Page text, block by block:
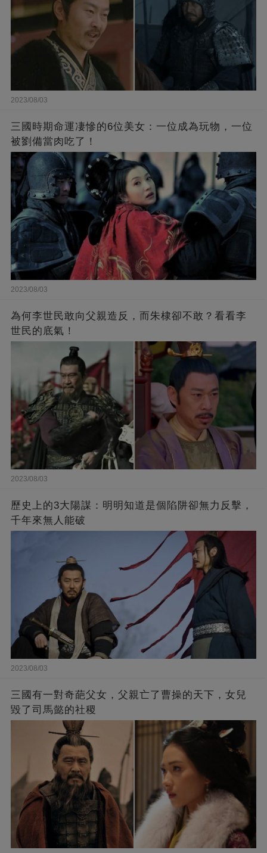
2023/08/03
三國時期命運凄慘的6位美女：一位成為玩物，一位
被劉備當肉吃了！
2023/08/03
為何李世民敢向父親造反，而朱棣卻不敢？看看李
世民的底氣！
2023/08/03
歷史上的3大陽謀：明明知道是個陷阱卻無力反擊，
千年來無人能破
2023/08/03
三國有一對奇葩父女，父親亡了曹操的天下，女兒
毀了司馬懿的社稷